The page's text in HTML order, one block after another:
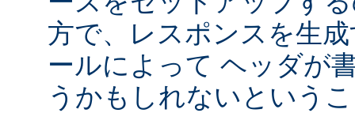
方で、レスポンスを生
ールによって ヘッダが
うかもしれないという